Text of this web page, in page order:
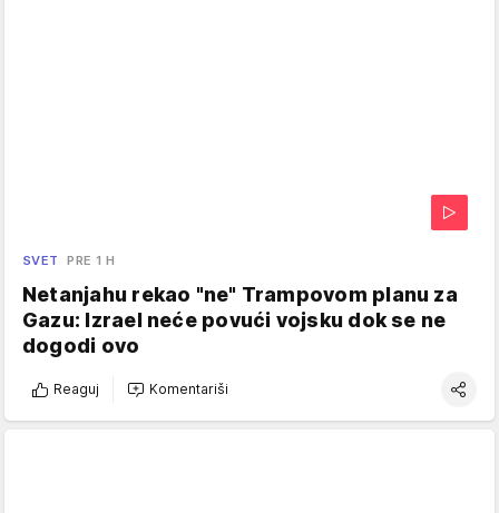
SVET PRE 1 H
Netanjahu rekao "ne" Trampovom planu za
Gazu: Izrael neće povući vojsku dok se ne
dogodi ovo
Reaguj Komentariši